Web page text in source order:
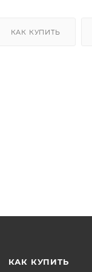
КАК КУПИТЬ
КАК КУПИТЬ